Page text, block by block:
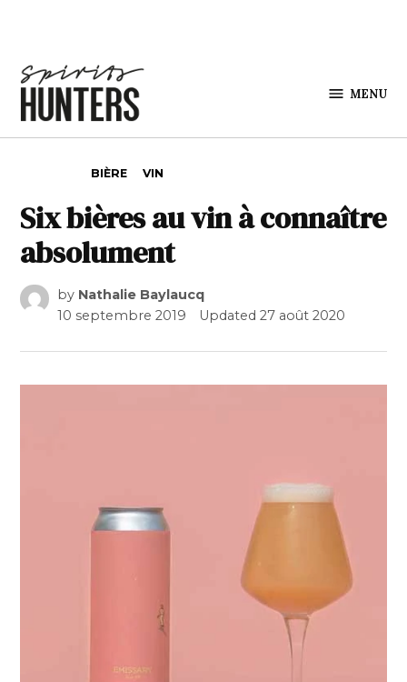
MENU
BIÈRE VIN
Six bières au vin à connaître
absolument
by Nathalie Baylaucq
10 septembre 2019
Updated27 août 2020